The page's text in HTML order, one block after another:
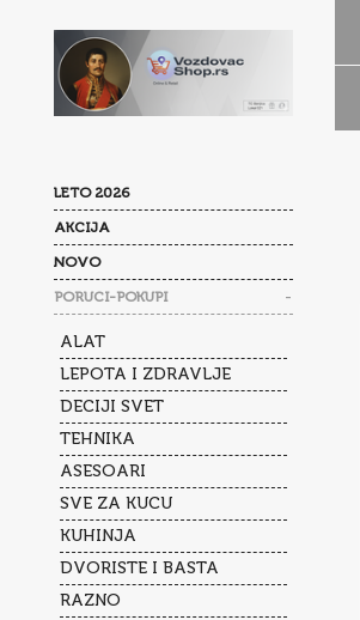
LETO 2026
AKCIJA
NOVO
PORUCI-POKUPI -
ALAT
LEPOTA I ZDRAVLJE
DECIJI SVET
TEHNIKA
ASESOARI
SVE ZA KUCU
KUHINJA
DVORISTE I BASTA
RAZNO